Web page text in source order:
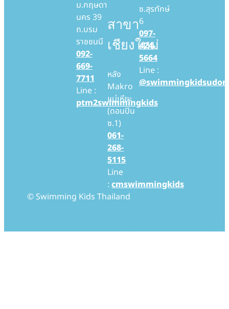
ม.กฤษดา
นคร 39
ถ.บรม
ราชชนนี
092-
669-
7711
Line :
ptm2swimmingkids
สาขา
เชียงใหม่
หลัง
Makro
แม่เหียะ
(ดอนปิน
ซ.1)
061-
268-
5115
Line
:cmswimmingkids
ซ.สุรทักษ์
6
097-
424-
5664
Line :
@swimmingkidsudon
© Swimming Kids Thailand